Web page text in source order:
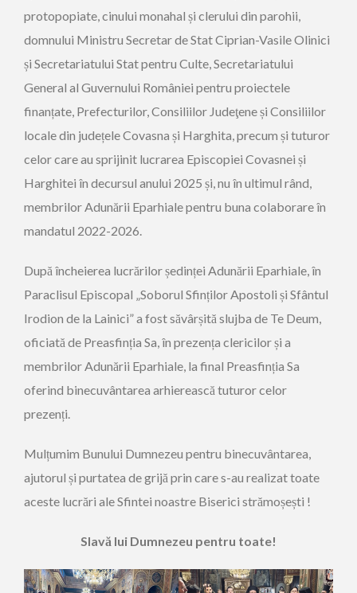
protopopiate, cinului monahal și clerului din parohii,
domnului Ministru Secretar de Stat Ciprian-Vasile Olinici
și Secretariatului Stat pentru Culte, Secretariatului
General al Guvernului României pentru proiectele
finanțate, Prefecturilor, Consiliilor Judeţene și Consiliilor
locale din județele Covasna și Harghita, precum și tuturor
celor care au sprijinit lucrarea Episcopiei Covasnei și
Harghitei în decursul anului 2025 și, nu în ultimul rând,
membrilor Adunării Eparhiale pentru buna colaborare în
mandatul 2022-2026.
După încheierea lucrărilor ședinței Adunării Eparhiale, în
Paraclisul Episcopal „Soborul Sfinților Apostoli și Sfântul
Irodion de la Lainici” a fost săvârșită slujba de Te Deum,
oficiată de Preasfinția Sa, în prezența clericilor și a
membrilor Adunării Eparhiale, la final Preasfinția Sa
oferind binecuvântarea arhierească tuturor celor
prezenți.
Mulțumim Bunului Dumnezeu pentru binecuvântarea,
ajutorul și purtatea de grijă prin care s-au realizat toate
aceste lucrări ale Sfintei noastre Biserici strămoșești !
Slavă lui Dumnezeu pentru toate!